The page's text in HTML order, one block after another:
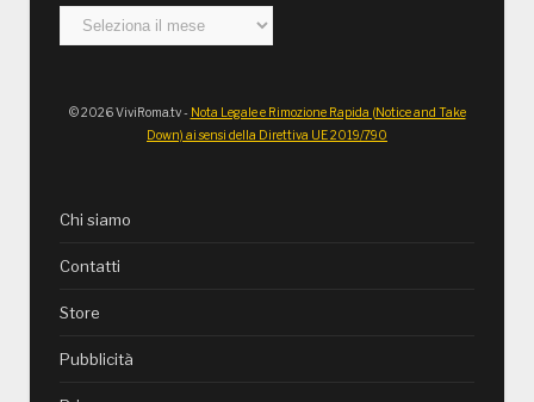
Archivi
© 2026 ViviRoma.tv - Nota Legale e Rimozione Rapida (Notice and Take
Down) ai sensi della Direttiva UE 2019/790
Chi siamo
Contatti
Store
Pubblicità